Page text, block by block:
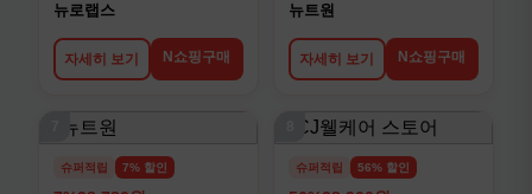
뉴로랩스
자세히 보기 N쇼핑구매
뉴트원
자세히 보기 N쇼핑구매
슈퍼적립 7% 할인 슈퍼적립 56% 할인